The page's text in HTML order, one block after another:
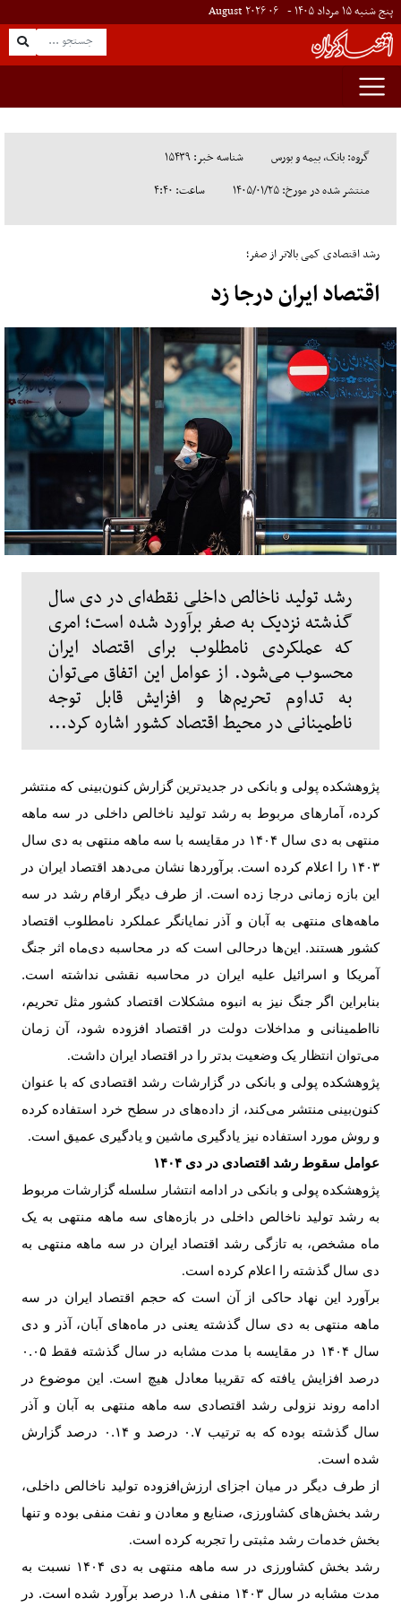
پنج شنبه ۱۵ مرداد ۱۴۰۵ - ۰۶۲۰۲۶
گروه: بانک، بیمه و بورس
شناسه خبر: ۱۵۴۳۹
منتشر شده در مورخ: ۱۴۰۵/۰۱/۲۵
ساعت: ۴:۴۰
رشد اقتصادی کمی بالاتر از صفر؛
اقتصاد ایران درجا زد
رشد تولید ناخالص داخلی نقطه‌ای در دی سال
گذشته نزدیک به صفر برآورد شده است؛ امری
که عملکردی نامطلوب برای اقتصاد ایران
محسوب می‌شود. از عوامل این اتفاق می‌توان
به تداوم تحریم‌ها و افزایش قابل توجه
ناطمینانی در محیط اقتصاد کشور اشاره کرد...
پژوهشکده پولی و بانکی در جدیدترین گزارش کنون‌بینی که منتشر
کرده، آمارهای مربوط به رشد تولید ناخالص داخلی در سه ماهه
منتهی به دی سال ۱۴۰۴ در مقایسه با سه ماهه منتهی به دی سال
۱۴۰۳ را اعلام کرده است. برآوردها نشان می‌دهد اقتصاد ایران در
این بازه زمانی درجا زده است. از طرف دیگر ارقام رشد در سه
ماهه‌های منتهی به آبان و آذر نمایانگر عملکرد نامطلوب اقتصاد
کشور هستند. این‌ها درحالی است که در محاسبه دی‌ماه اثر جنگ
آمریکا و اسرائیل علیه ایران در محاسبه نقشی نداشته است.
بنابراین اگر جنگ نیز به انبوه مشکلات اقتصاد کشور مثل تحریم،
نااطمینانی و مداخلات دولت در اقتصاد افزوده شود، آن زمان
می‌توان انتظار یک وضعیت بدتر را در اقتصاد ایران داشت.
پژوهشکده پولی و بانکی در گزارشات رشد اقتصادی که با عنوان
کنون‌بینی منتشر می‌کند، از داده‌های در سطح خرد استفاده کرده
و روش مورد استفاده نیز یادگیری ماشین و یادگیری عمیق است.
عوامل سقوط رشد اقتصادی در دی ۱۴۰۴
پژوهشکده پولی و بانکی در ادامه انتشار سلسله گزارشات مربوط
به رشد تولید ناخالص داخلی در بازه‌های سه ماهه منتهی به یک
ماه مشخص، به تازگی رشد اقتصاد ایران در سه ماهه منتهی به
دی سال گذشته را اعلام کرده است.
برآورد این نهاد حاکی از آن است که حجم اقتصاد ایران در سه
ماهه منتهی به دی سال گذشته یعنی در ماه‌های آبان، آذر و دی
سال ۱۴۰۴ در مقایسه با مدت مشابه در سال گذشته فقط ۰.۰۵
درصد افزایش یافته که تقریبا معادل هیچ است. این موضوع در
ادامه روند نزولی رشد اقتصادی سه ماهه‌ منتهی به آبان و آذر
سال گذشته بوده که به ترتیب ۰.۷ درصد و ۰.۱۴ درصد گزارش
شده است.
از طرف دیگر در میان اجزای ارزش‌افزوده تولید ناخالص داخلی،
رشد بخش‌های کشاورزی، صنایع و معادن و نفت منفی بوده و تنها
بخش خدمات رشد مثبتی را تجربه کرده است.
رشد بخش کشاورزی در سه ماهه منتهی به دی ۱۴۰۴ نسبت به
مدت مشابه در سال ۱۴۰۳ منفی ۱.۸ درصد برآورد شده است. در